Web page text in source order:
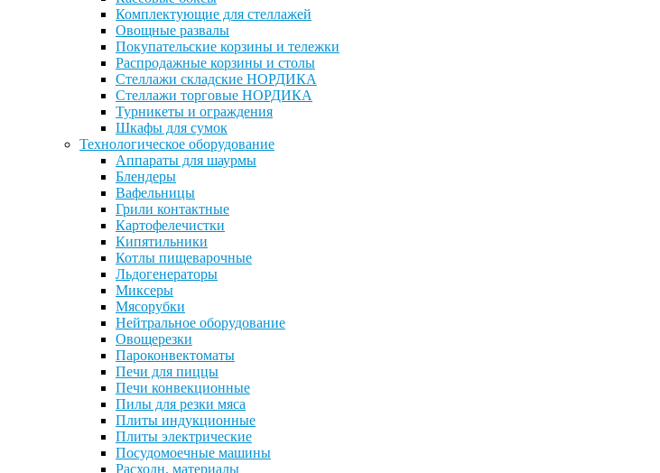
Комплектующие для стеллажей
Овощные развалы
Покупательские корзины и тележки
Распродажные корзины и столы
Стеллажи складские НОРДИКА
Стеллажи торговые НОРДИКА
Турникеты и ограждения
Шкафы для сумок
Технологическое оборудование
Аппараты для шаурмы
Блендеры
Вафельницы
Грили контактные
Картофелечистки
Кипятильники
Котлы пищеварочные
Льдогенераторы
Миксеры
Мясорубки
Нейтральное оборудование
Овощерезки
Пароконвектоматы
Печи для пиццы
Печи конвекционные
Пилы для резки мяса
Плиты индукционные
Плиты электрические
Посудомоечные машины
Расходн. материалы